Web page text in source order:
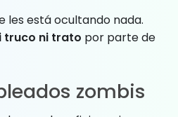
les está ocultando nada.
truco ni trato por parte de
zombis